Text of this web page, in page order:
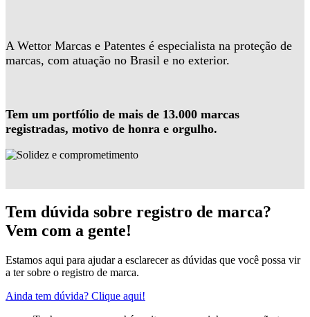
A Wettor Marcas e Patentes é especialista na proteção de
marcas, com atuação no Brasil e no exterior.
Tem um portfólio de mais de 13.000 marcas
registradas, motivo de honra e orgulho.
Tem dúvida sobre registro de marca?
Vem com a gente!
Estamos aqui para ajudar a esclarecer as dúvidas que você possa vir
a ter sobre o registro de marca.
Ainda tem dúvida? Clique aqui!